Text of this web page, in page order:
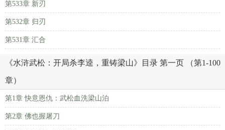
第533章 新刃
第532章 归刃
第531章 汇合
《水浒武松：开局杀李逵，重铸梁山》目录 第一页 （第1-100
章）
第1章 快意恩仇：武松血洗梁山泊
第2章 佛也握屠刀